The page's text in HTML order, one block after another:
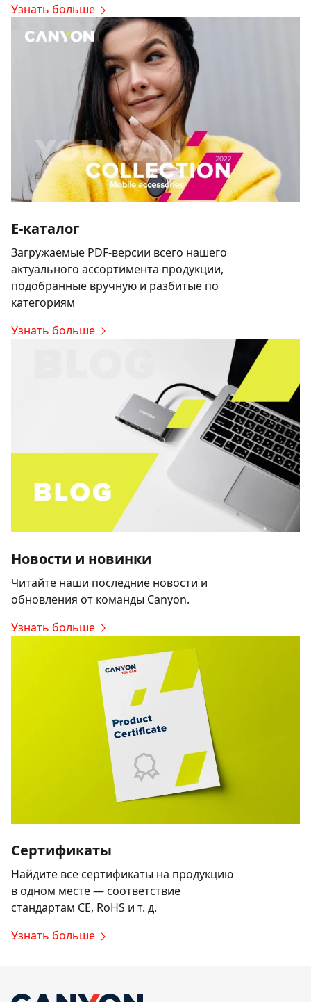
Узнать больше
E-каталог
Загружаемые PDF-версии всего нашего
актуального ассортимента продукции,
подобранные вручную и разбитые по
категориям
Узнать больше
Новости и новинки
Читайте наши последние новости и
обновления от команды Canyon.
Узнать больше
Сертификаты
Найдите все сертификаты на продукцию
в одном месте — соответствие
стандартам CE, RoHS и т. д.
Узнать больше